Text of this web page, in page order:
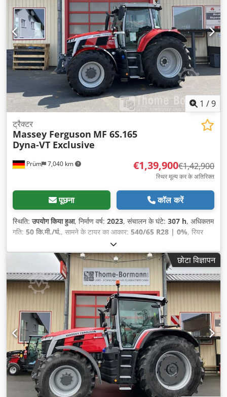
1 /9
Prüm 7,040 km
ट्रैक्टर
Massey Ferguson MF 6S.165
Dyna-VT Exclusive
€1,39,900€1,42,900
स्थिर मूल्य कर के अतिरिक्त
पूछना कॉल करें
स्थिति:उपयोग किया हुआ, निर्माण वर्ष: 2023, संचालन के घंटे: 307 h, अधिकतम
गति: 50 कि.मी./घं., सामने के टायर का आकार: 540/65 R28 | 0%, रियर
650/65 R38 | 0%, टायर का आकार:
बिस्तरों की संख्या:35,
छोटा विज्ञापन